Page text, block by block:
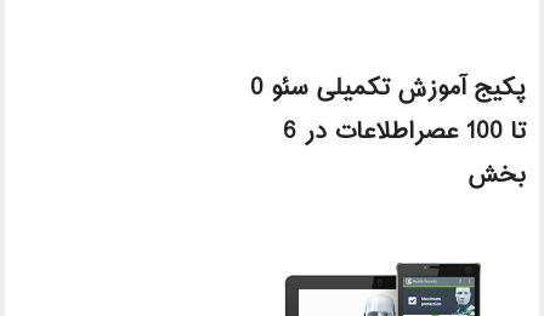
پکیج آموزش تکمیلی سئو 0
تا 100 عصراطلاعات در 6
بخش